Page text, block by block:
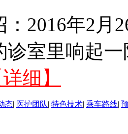
：2016年2月
诊室里响起
详细】
态| 医护团队| 特色技术| 乘车路线|